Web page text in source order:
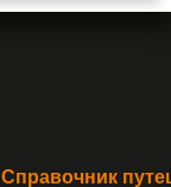
Справочник